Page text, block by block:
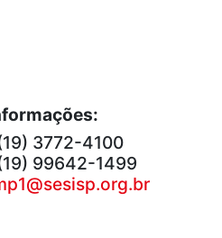
3772-4100
99642-1499